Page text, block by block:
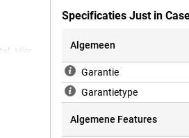
Hier
hier
Specificaties Just in
Algemeen
Garantie
Garantietype
Algemene Features